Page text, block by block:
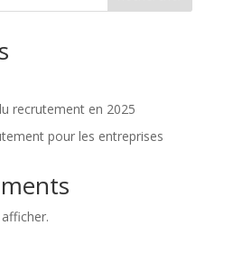
recrutement en 2025
pour les entreprises